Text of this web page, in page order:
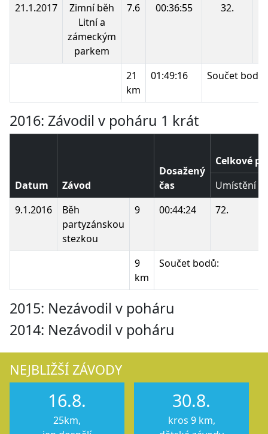
21.1.2017
Zimní běh
Litní a
zámeckým
parkem
7.6 00:36:55 32.
21
km
01:49:16 Součet bodů:
2016: Závodil v poháru 1 krát
Datum Závod
Dosažený
čas
Celkové
Umístění
9.1.2016
Běh
partyzánskou
stezkou
9 00:44:24 72.
9
km
Součet bodů:
2015: Nezávodil v poháru
2014: Nezávodil v poháru
NEJBLIŽŠÍ ZÁVODY
16.8.
25km,
30.8.
kros 9 km,